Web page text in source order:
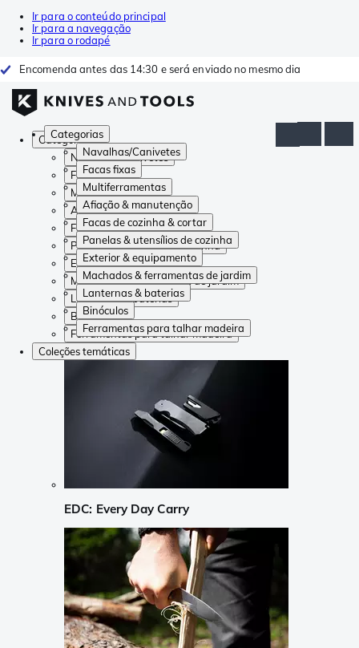
Ir para o conteúdo principal
Ir para a navegação
Ir para o rodapé
Encomenda antes das 14:30 e será enviado no mesmo dia
Categorias
Navalhas/Canivetes
Facas fixas
Multiferramentas
Afiação & manutenção
Facas de cozinha & cortar
Panelas & utensílios de cozinha
Exterior & equipamento
Machados & ferramentas de jardim
Lanternas & baterias
Binóculos
Ferramentas para talhar madeira
Categorias
Navalhas/Canivetes
Facas fixas
Multiferramentas
Afiação & manutenção
Facas de cozinha & cortar
Panelas & utensílios de cozinha
Exterior & equipamento
Machados & ferramentas de jardim
Lanternas & baterias
Binóculos
Ferramentas para talhar madeira
Coleções temáticas
EDC: Every Day Carry